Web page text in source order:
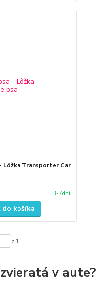
Lôžka Transporter Car
3-7dní
do košíka
z 1
v aute?